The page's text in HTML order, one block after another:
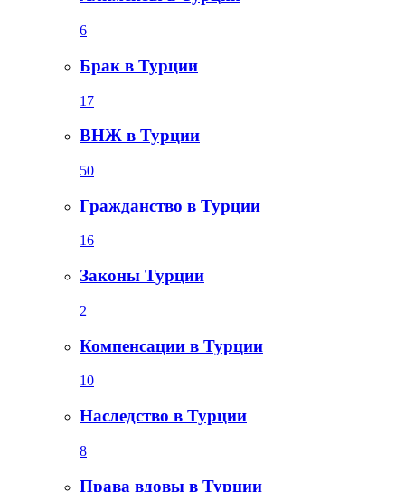
6
Брак в Турции
17
ВНЖ в Турции
50
Гражданство в Турции
16
Законы Турции
2
Компенсации в Турции
10
Наследство в Турции
8
Права вдовы в Турции